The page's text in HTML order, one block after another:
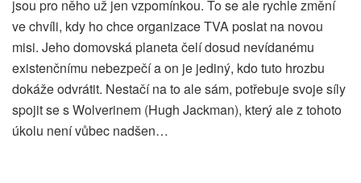
jsou pro něho už jen vzpomínkou. To se ale rychle změní
ve chvíli, kdy ho chce organizace TVA poslat na novou
misi. Jeho domovská planeta čelí dosud nevídanému
existenčnímu nebezpečí a on je jediný, kdo tuto hrozbu
dokáže odvrátit. Nestačí na to ale sám, potřebuje svoje síly
spojit se s Wolverinem (Hugh Jackman), který ale z tohoto
úkolu není vůbec nadšen…